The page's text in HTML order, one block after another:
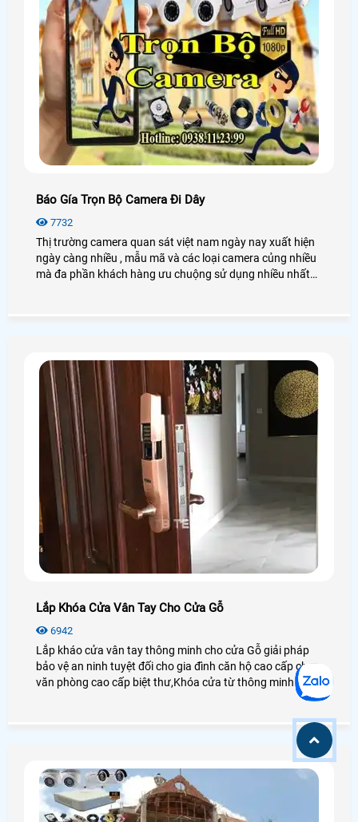
Báo Gía Trọn Bộ Camera Đi Dây
7732
Thị trường camera quan sát việt nam ngày nay xuất hiện
ngày càng nhiều , mẫu mã và các loại camera củng nhiều
mà đa phần khách hàng ưu chuộng sử dụng nhiều nhất
theo dõi và đưa hình ảnh tới cho người sử dụng quan sát
trực tiếp bằng tivi, máy tính, Ipad, điện thoại.
Lắp Khóa Cửa Vân Tay Cho Cửa Gỗ
6942
Lắp kháo cửa vân tay thông minh cho cửa Gỗ giải pháp
bảo vệ an ninh tuyệt đối cho gia đình căn hộ cao cấp cho
văn phòng cao cấp biệt thư,Khóa cửa từ thông minh thiết